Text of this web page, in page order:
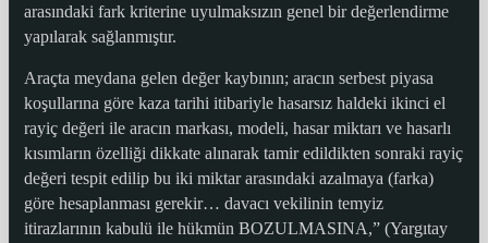
arasındaki fark kriterine uyulmaksızın genel bir değerlendirme
yapılarak sağlanmıştır.
Araçta meydana gelen değer kaybının; aracın serbest piyasa
koşullarına göre kaza tarihi itibariyle hasarsız haldeki ikinci el
rayiç değeri ile aracın markası, modeli, hasar miktarı ve hasarlı
kısımların özelliği dikkate alınarak tamir edildikten sonraki rayiç
değeri tespit edilip bu iki miktar arasındaki azalmaya (farka)
göre hesaplanması gerekir… davacı vekilinin temyiz
itirazlarının kabulü ile hükmün BOZULMASINA,” (Yargıtay